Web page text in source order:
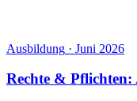
Ausbildung · Juni 2026
Rechte &